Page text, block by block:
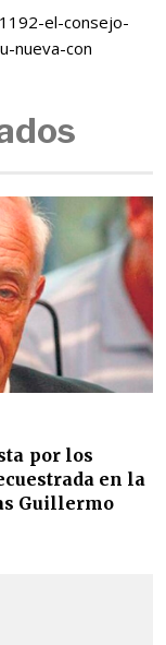
el-consejo-
nueva-con
por los
en la
Guillermo